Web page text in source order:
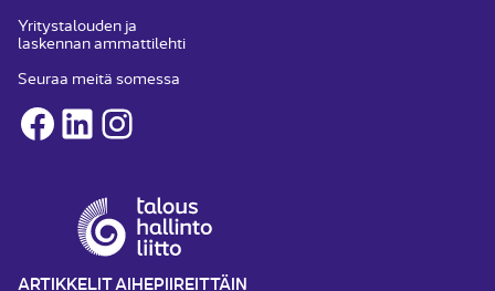
Yritystalouden ja
laskennan ammattilehti
Seuraa meitä somessa
Facebook
LinkedInInstagram
ARTIKKELIT AIHEPIIREITTÄIN